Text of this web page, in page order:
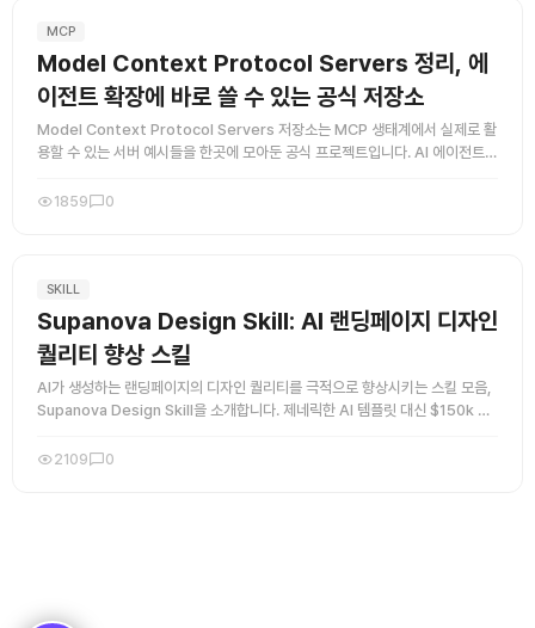
MCP
Model Context Protocol Servers 정리, 에
이전트 확장에 바로 쓸 수 있는 공식 저장소
Model Context Protocol Servers 저장소는 MCP 생태계에서 실제로 활
용할 수 있는 서버 예시들을 한곳에 모아둔 공식 프로젝트입니다. AI 에이전트에
1859 0
SKILL
Supanova Design Skill: AI 랜딩페이지 디자인
퀄리티 향상 스킬
AI가 생성하는 랜딩페이지의 디자인 퀄리티를 극적으로 향상시키는 스킬 모음,
Supanova Design Skill을 소개합니다. 제네릭한 AI 템플릿 대신 $150k 에
2109 0